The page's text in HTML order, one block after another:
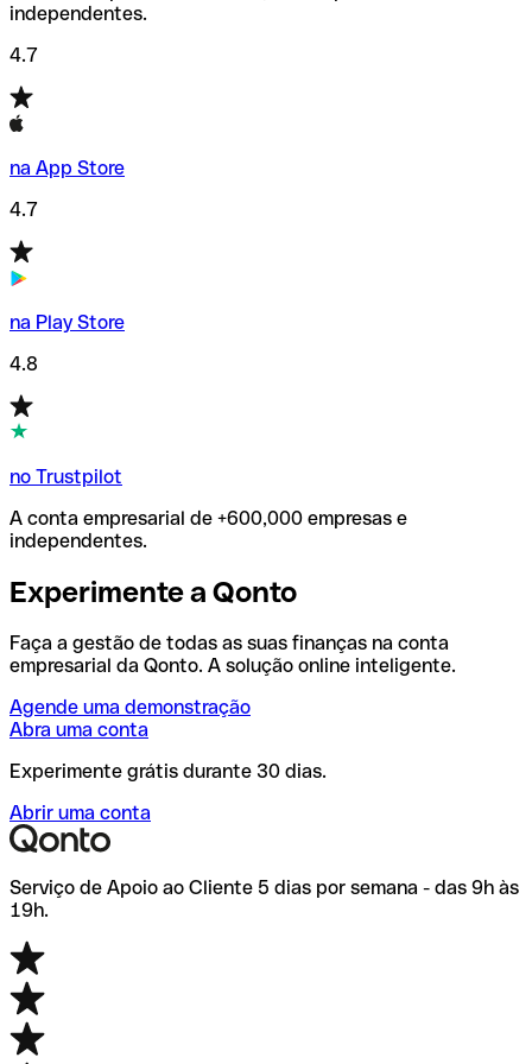
independentes.
4.7
na App Store
4.7
na Play Store
4.8
no Trustpilot
A conta empresarial de +600,000 empresas e
independentes.
Experimente a Qonto
Faça a gestão de todas as suas finanças na conta
empresarial da Qonto. A solução online inteligente.
Agende uma demonstração
Abra uma conta
Experimente grátis durante 30 dias.
Abrir uma conta
Serviço de Apoio ao Cliente 5 dias por semana - das 9h às
19h.